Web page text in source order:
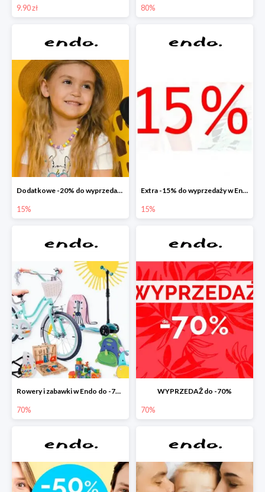
9.90 zł 80%
Dodatkowe -20% do wyprzedaży w Endo
15%
Extra -15% do wyprzedaży w Endo
15%
Rowery i zabawki w Endo do -70%
70%
WYPRZEDAŻ do -70%
70%